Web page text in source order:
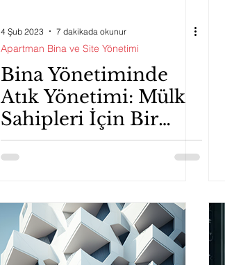
4 Şub 2023 7 dakikada okunur
Apartman Bina ve Site Yönetimi
Bina Yönetiminde
Atık Yönetimi: Mülk
Sahipleri İçin Bir
Rehber